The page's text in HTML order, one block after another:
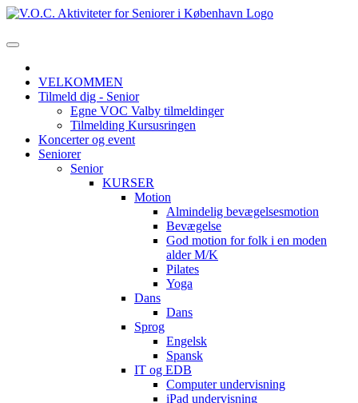
VELKOMMEN
Tilmeld dig - Senior
Egne VOC Valby tilmeldinger
Tilmelding Kursusringen
Koncerter og event
Seniorer
Senior
KURSER
Motion
Almindelig bevægelsesmotion
Bevægelse
God motion for folk i en moden
alder M/K
Pilates
Yoga
Dans
Dans
Sprog
Engelsk
Spansk
IT og EDB
Computer undervisning
iPad undervisning